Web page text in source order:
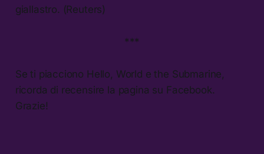
giallastro. (Reuters)
***
Se ti piacciono Hello, World e the Submarine,
ricorda di recensire la pagina su Facebook.
Grazie!